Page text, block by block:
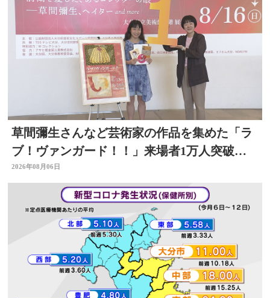
草間彌生さんなど芸術家の作品を集めた「ラ
ブ！ヴァンガード！！」来場者1万人突破
大分県立美術館
2026年08月06日